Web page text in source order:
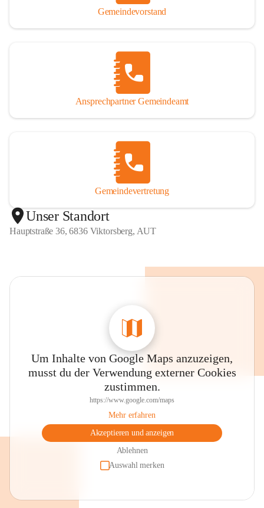
Gemeindevorstand
Ansprechpartner Gemeindeamt
Gemeindevertretung
Unser Standort
Hauptstraße 36, 6836 Viktorsberg, AUT
Um Inhalte von Google Maps anzuzeigen,
musst du der Verwendung externer Cookies
zustimmen.
https://www.google.com/maps
Mehr erfahren
Akzeptieren und anzeigen
Ablehnen
Auswahl merken